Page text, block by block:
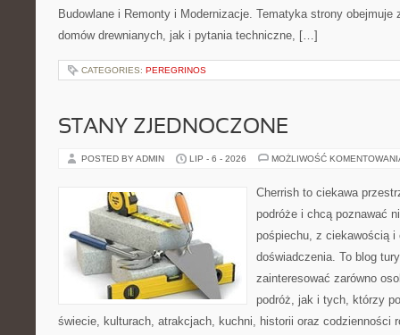
Budowlane i Remonty i Modernizacje. Tematyka strony obejmuje
domów drewnianych, jak i pytania techniczne, […]
CATEGORIES: PEREGRINOS
STANY ZJEDNOCZONE
POSTED BY ADMIN LIP - 6 - 2026 MOŻLIWOŚĆ
Cherrish to ciekawa
podróże i chcą poznawać
pośpiechu, z ciekawością i
doświadczenia. To blog
zainteresować zarówno
podróż, jak i tych, którzy
świecie, kulturach, atrakcjach, kuchni, historii oraz codzienności